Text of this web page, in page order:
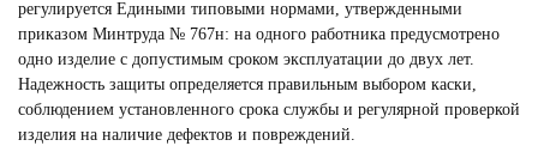
регулируется Едиными типовыми нормами, утвержденными
приказом Минтруда № 767н: на одного работника предусмотрено
одно изделие с допустимым сроком эксплуатации до двух лет.
Надежность защиты определяется правильным выбором каски,
соблюдением установленного срока службы и регулярной проверкой
изделия на наличие дефектов и повреждений.